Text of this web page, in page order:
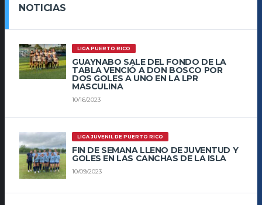
NOTICIAS
LIGA PUERTO RICO
GUAYNABO SALE DEL FONDO DE LA
TABLA VENCIÓ A DON BOSCO POR
DOS GOLES A UNO EN LA LPR
MASCULINA
10/16/2023
LIGA JUVENIL DE PUERTO RICO
FIN DE SEMANA LLENO DE JUVENTUD Y
GOLES EN LAS CANCHAS DE LA ISLA
10/09/2023